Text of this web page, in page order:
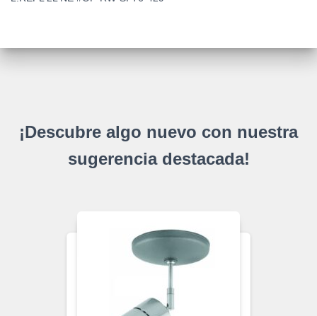
¡Descubre algo nuevo con nuestra
sugerencia destacada!